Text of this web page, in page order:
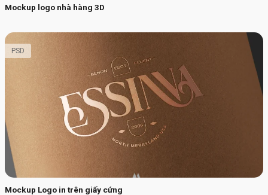
Mockup logo nhà hàng 3D
Mockup Logo in trên giấy cứng
PSD